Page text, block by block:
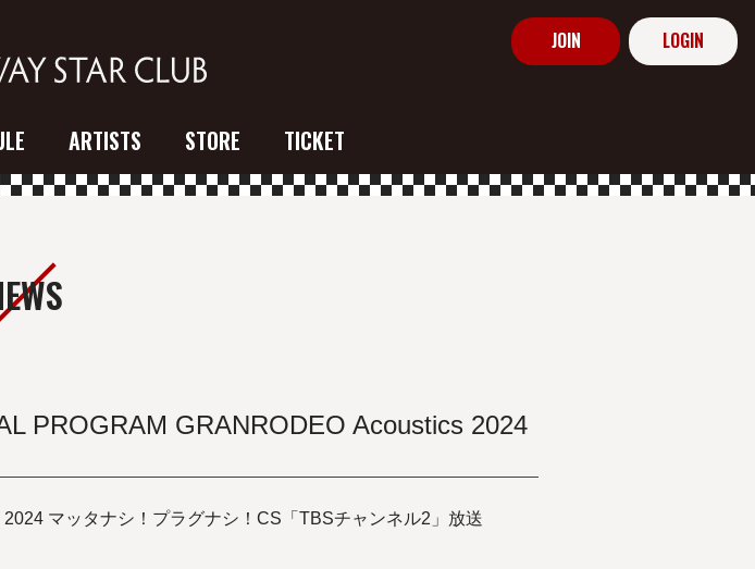
ARTISTS STORE TICKET
JOIN LOGIN
PROGRAM GRANRODEO Acoustics 2024
マッタナシ！プラグナシ！CS「TBSチャンネル2」放送